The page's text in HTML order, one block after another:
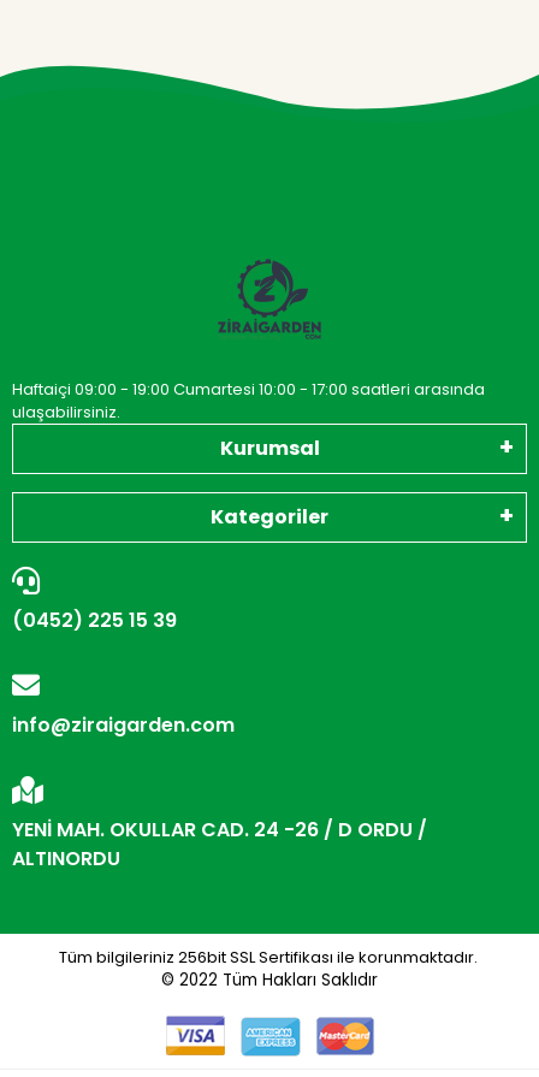
Haftaiçi 09:00 - 19:00 Cumartesi 10:00 - 17:00 saatleri arasında
ulaşabilirsiniz.
Kurumsal
Kategoriler
(0452) 225 15 39
info@ziraigarden.com
YENİ MAH. OKULLAR CAD. 24 -26 / D ORDU /
ALTINORDU
Tüm bilgileriniz 256bit SSL Sertifikası ile korunmaktadır.
© 2022 Tüm Hakları Saklıdır